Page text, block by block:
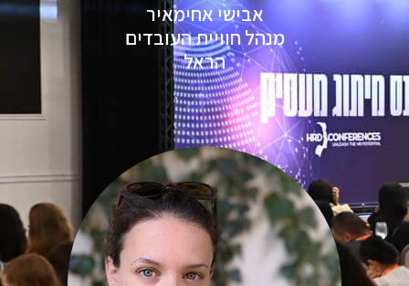
אבישי אחימאיר
מנהל חוויית העובדים
הראל